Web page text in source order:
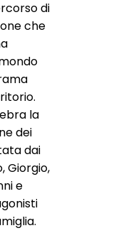
di
che
la
dei
dai
Giorgio,
e